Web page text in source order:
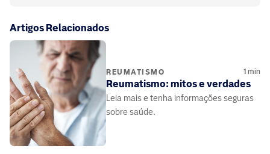
Artigos Relacionados
REUMATISMO 1 min
Reumatismo: mitos e verdades
Leia mais e tenha informações seguras
sobre saúde.